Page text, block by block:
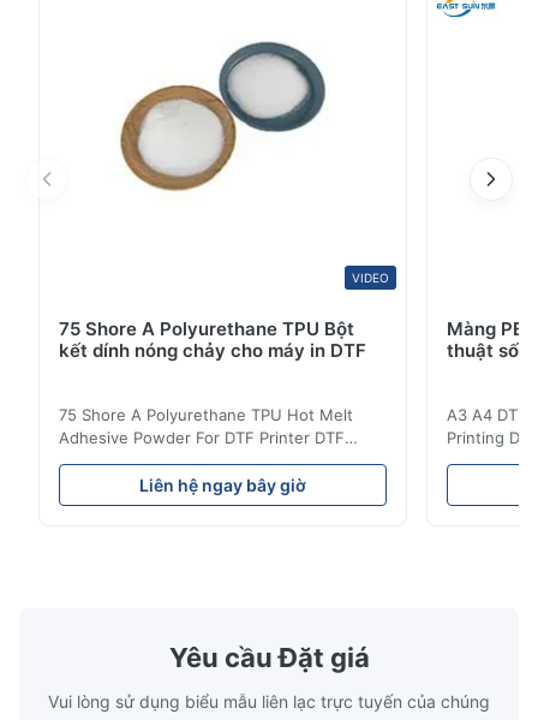
polyurethane. Chạm mềm và độ bền nhất định, khả ...
VIDEO
75 Shore A Polyurethane TPU Bột
kết dính nóng chảy cho máy in DTF
75 Shore A Polyurethane TPU Hot Melt
Adhesive Powder For DTF Printer DTF
Powder Technical Parameters Bonding
Parameters ( reference only) Temperature
110-130℃ Press 0.5-1.5 kg/cm2 Time 8-20
Liên hệ ngay bây giờ
Màng
thuật số
A3 A4 DTF
Printing
application
pattern
Yêu cầu Đặt giá
Vui lòng sử dụng biểu mẫu liên lạc trực tuyến của chúng